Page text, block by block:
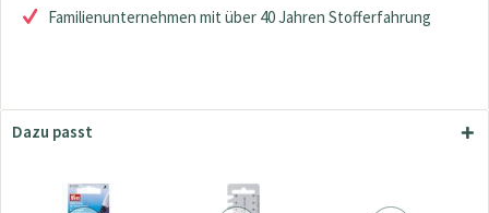
Familienunternehmen mit über 40 Jahren Stofferfahrung
Dazu passt